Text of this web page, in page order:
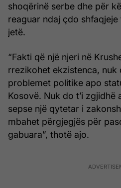
shoqërinë serbe dhe për
reaguar ndaj çdo
jetë.
“Fakti që një njeri në
rrezikohet ekzistenca, nuk
problemet politike apo
Kosovë. Nuk do t’i
sepse një qytetar i
mbahet përgjegjës për
gabuara”, thotë ajo.